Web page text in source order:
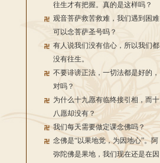
往生才有把握。真的是这样吗？
观音菩萨救苦救难，我们遇到困难
可以念菩萨圣号吗？
有人说我们没有信心，所以我们都
没有往生。
不要诽谤正法，一切法都是好的，
对吗？
为什么十九愿有临终接引相，而十
八愿却没有？
我们每天需要做定课念佛吗？
念佛是“以果地觉，为因地心”。阿
弥陀佛是果地，我们现在还是在因